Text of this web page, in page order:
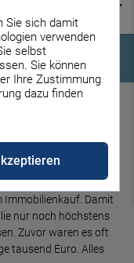
Sie sich damit
verwenden
selbst
Sie können
Ihre Zustimmung
dazu finden
und
Immobilienkauf. Damit
nur noch höchstens
Zuvor waren es oft
tausend Euro. Alles